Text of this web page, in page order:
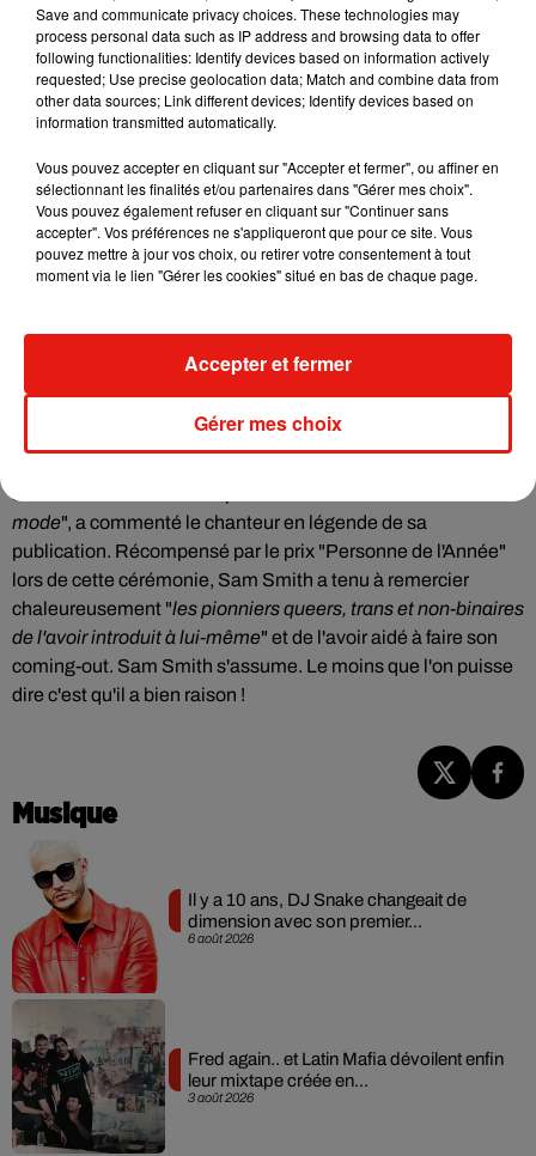
Voir cette publication sur Instagram
❤️ @alokvmenon ❤️ @donte_mcguine ❤️ @jeffhova ❤️
Une publication partagée parSam Smith (@samsmith) le8 Oct. 2019 à 12 :31 PDT
Je suis allé à une soirée de remise de prix dans
sous-vêtements de nuit intimes et classieux imaginés pour
droit des hommes à de la parure et de la beauté dans la
mode", a commenté le chanteur en légende de sa
publication. Récompensé par le prix "Personne de l'Année"
lors de cette cérémonie, Sam Smith a tenu à remercier
chaleureusement "les pionniers queers, trans et non-binaires
de l'avoir introduit à lui-même" et de l'avoir aidé à faire son
coming-out. Sam Smith s'assume. Le moins que l'on puisse
dire c'est qu'il a bien raison !
Musique
6 août 2026
Il y a 10 ans, DJ Snake changeait de
dimension avec son premier...
3 août 2026
Fred again.. et Latin Mafia dévoilent enfin
leur mixtape créée en...
Save and communicate privacy choices. These technologies may
process personal data such as IP address and browsing data to offer
following functionalities: Identify devices based on information actively
requested; Use precise geolocation data; Match and combine data from
other data sources; Link different devices; Identify devices based on
information transmitted automatically.
Vous pouvez accepter en cliquant sur "Accepter et fermer", ou affiner en
sélectionnant les finalités et/ou partenaires dans "Gérer mes choix".
Vous pouvez également refuser en cliquant sur "Continuer sans
accepter". Vos préférences ne s'appliqueront que pour ce site. Vous
pouvez mettre à jour vos choix, ou retirer votre consentement à tout
moment via le lien "Gérer les cookies" situé en bas de chaque page.
Gérer mes choix
Accepter et fermer